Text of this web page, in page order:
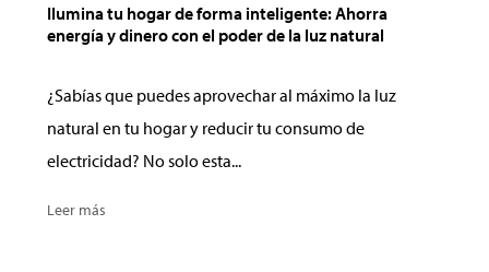
Ilumina tu hogar de forma inteligente: Ahorra
energía y dinero con el poder de la luz natural
¿Sabías que puedes aprovechar al máximo la luz
natural en tu hogar y reducir tu consumo de
electricidad? No solo esta...
Leer más